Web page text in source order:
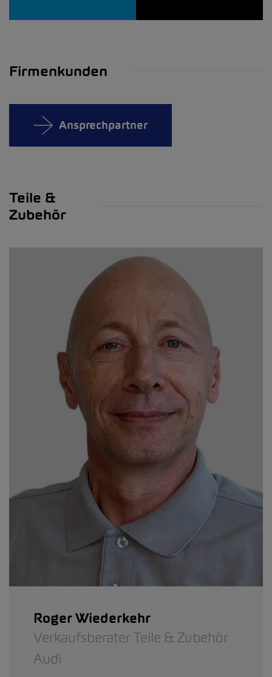
Firmenkunden
Ansprechpartner
Teile &
Zubehör
Roger Wiederkehr
Verkaufsberater Teile & Zubehör
Audi